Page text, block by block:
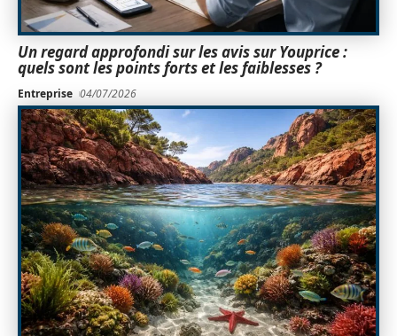
Un regard approfondi sur les avis sur Youprice :
quels sont les points forts et les faiblesses ?
Entreprise 04/07/2026